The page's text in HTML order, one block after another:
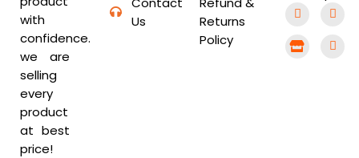
with
confidence.
we are
selling
every
product
at best
price!
Us
Returns
Policy
F
a
e
b
Y
o
t
S
t
r
e
W
h
t